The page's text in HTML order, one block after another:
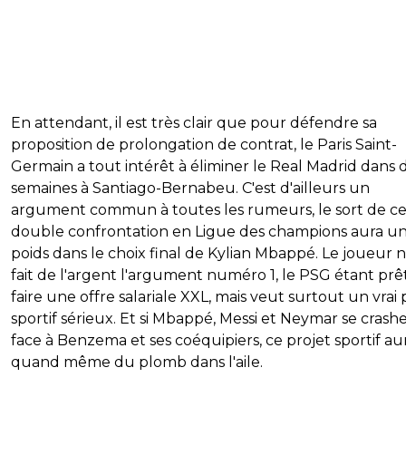
En attendant, il est très clair que pour défendre sa
proposition de prolongation de contrat, le Paris Saint-
Germain a tout intérêt à éliminer le Real Madrid dans
semaines à Santiago-Bernabeu. C'est d'ailleurs un
argument commun à toutes les rumeurs, le sort de
double confrontation en Ligue des champions aura
poids dans le choix final de Kylian Mbappé. Le joueur
fait de l'argent l'argument numéro 1, le PSG étant
faire une offre salariale XXL, mais veut surtout un vrai
sportif sérieux. Et si Mbappé, Messi et Neymar se
face à Benzema et ses coéquipiers, ce projet sportif
quand même du plomb dans l'aile.